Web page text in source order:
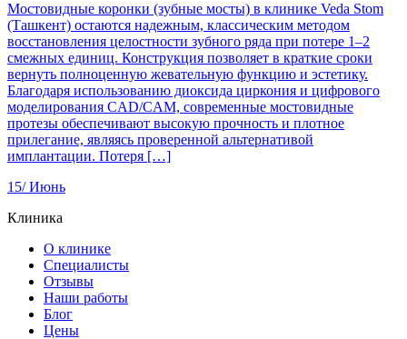
Мостовидные коронки (зубные мосты) в клинике Veda Stom
(Ташкент) остаются надежным, классическим методом
восстановления целостности зубного ряда при потере 1–2
смежных единиц. Конструкция позволяет в краткие сроки
вернуть полноценную жевательную функцию и эстетику.
Благодаря использованию диоксида циркония и цифрового
моделирования CAD/CAM, современные мостовидные
протезы обеспечивают высокую прочность и плотное
прилегание, являясь проверенной альтернативой
имплантации. Потеря […]
15/ Июнь
Клиника
О клинике
Специалисты
Отзывы
Наши работы
Блог
Цены